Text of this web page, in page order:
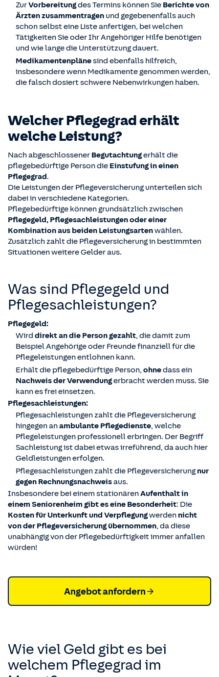
ZurVorbereitungdes Termins können Sie Berichte von
Ärzten zusammentragen und gegebenenfalls auch
schon selbst eine Liste anfertigen, bei welchen
Tätigkeiten Sie oder Ihr Angehöriger Hilfe benötigen
und wie lange die Unterstützung dauert.
Medikamentenplänesind ebenfalls hilfreich,
insbesondere wenn Medikamente genommen werden,
die falsch dosiert schwere Nebenwirkungen haben.
Welcher Pflegegrad erhält
welche Leistung?
Nach abgeschlossener Begutachtungerhält die
pflegebedürftige Person die Einstufung in einen
Pflegegrad.
Die Leistungen der Pflegeversicherung unterteilen sich
dabei in verschiedene Kategorien.
Pflegebedürftige können grundsätzlich zwischen
Pflegegeld, Pflegesachleistungen oder einer
Kombination aus beiden Leistungsartenwählen.
Zusätzlich zahlt die Pflegeversicherung in bestimmten
Situationen weitere Gelder aus.
Was sind Pflegegeld und
Pflegesachleistungen?
Pflegegeld:
Wird direkt an die Person gezahlt, die damit zum
Beispiel Angehörige oder Freunde finanziell für die
Pflegeleistungen entlohnen kann.
Erhält die pflegebedürftige Person, ohnedass ein
Nachweis der Verwendungerbracht werden muss. Sie
kann es frei einsetzen.
Pflegesachleistungen:
Pflegesachleistungen zahlt die Pflegeversicherung
hingegen anambulante Pflegedienste, welche
Pflegeleistungen professionell erbringen. Der Begriff
Sachleistung ist dabei etwas irreführend, da auch hier
Geldleistungen erfolgen.
Pflegesachleistungen zahlt die Pflegeversicherung nur
gegen Rechnungsnachweisaus.
Insbesondere bei einem stationärenAufenthalt in
einem Seniorenheim gibt es eine Besonderheit: Die
Kosten für Unterkunft und Verpflegungwerden nicht
von der Pflegeversicherung übernommen, da diese
unabhängig von der Pflegebedürftigkeit immer anfallen
würden!
Angebot anfordern
Wie viel Geld gibt es bei
welchem Pflegegrad im